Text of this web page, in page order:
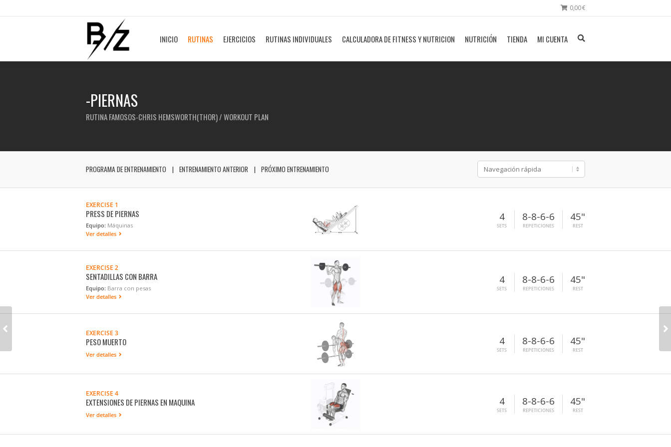
0,00€
INICIO RUTINAS EJERCICIOS RUTINAS INDIVIDUALES CALCULADORA DE FITNESS Y NUTRICION NUTRICIÓN TIENDA MI CUENTA
-PIERNAS
RUTINA FAMOSOS-CHRIS HEMSWORTH(THOR) / WORKOUT PLAN
PROGRAMA DE ENTRENAMIENTO ENTRENAMIENTO ANTERIOR PRÓXIMO ENTRENAMIENTO
EXERCISE 1
PRESS DE PIERNAS
Equipo: Máquinas
Ver detalles
4
SETS
8-8-6-6
REPETICIONES
45"
REST
EXERCISE 2
SENTADILLAS CON BARRA
Equipo: Barra con pesas
Ver detalles
4
SETS
8-8-6-6
REPETICIONES
45"
REST
EXERCISE 3
PESO MUERTO
Ver detalles
4
SETS
8-8-6-6
REPETICIONES
45"
REST
EXERCISE 4
EXTENSIONES DE PIERNAS EN MAQUINA
Ver detalles
4
SETS
8-8-6-6
REPETICIONES
45"
REST